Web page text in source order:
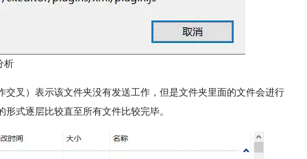
析
叉）表示该文件夹没有发送工作，但是文件夹里面的文件会进行
式逐层比较直至所有文件比较完毕。